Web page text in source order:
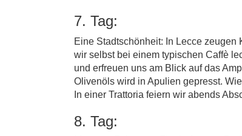
7. Tag:
Eine Stadtschönheit: In Lecce
wir selbst bei einem typischen Caffè
und erfreuen uns am Blick auf das
Olivenöls wird in Apulien gepresst.
In einer Trattoria feiern wir abends
8. Tag: